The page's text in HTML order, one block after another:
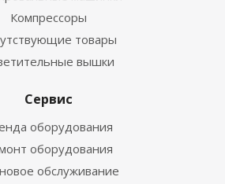
Компрессоры
товары
вышки
Сервис
оборудования
оборудования
обслуживание